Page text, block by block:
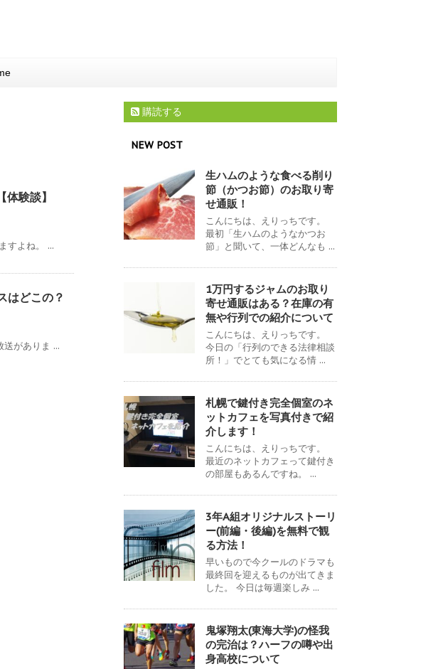
験談】
すよね。 ...
はどこの？
がありま ...
購読する
NEW POST
生ハムのような食べる削り
節（かつお節）のお取り寄
せ通販！
こんにちは、えりっちです。
最初「生ハムのようなかつお
節」と聞いて、一体どんなも ...
1万円するジャムのお取り
寄せ通販はある？在庫の有
無や行列での紹介について
こんにちは、えりっちです。
今日の「行列のできる法律相談
所！」でとても気になる情 ...
札幌で鍵付き完全個室のネ
ットカフェを写真付きで紹
介します！
こんにちは、えりっちです。
最近のネットカフェって鍵付き
の部屋もあるんですね。 ...
3年A組オリジナルストーリ
ー(前編・後編)を無料で観
る方法！
早いもので今クールのドラマも
最終回を迎えるものが出てきま
した。 今日は毎週楽しみ ...
鬼塚翔太(東海大学)の怪我
の完治は？ハーフの噂や出
身高校について